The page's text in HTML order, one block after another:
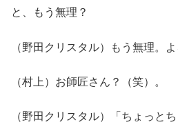
と、もう無理？
（野田クリスタル）もう無理。
（村上）お師匠さん？（笑）。
（野田クリスタル）「ちょっと